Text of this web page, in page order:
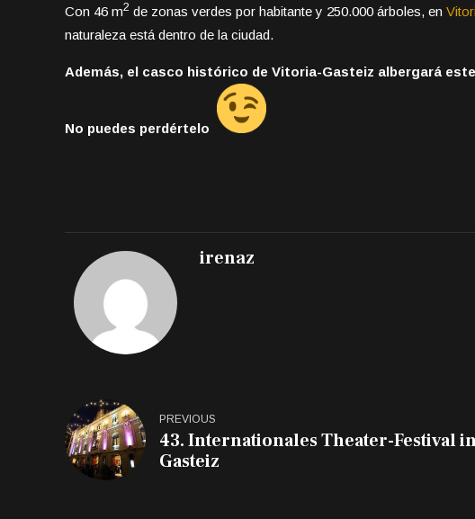
Con 46 m2 de zonas verdes por habitante y 250.000 árboles, en
naturaleza está dentro de la ciudad.
Además, el casco histórico de Vitoria-Gasteiz albergará
No puedes perdértelo
irenaz
PREVIOUS
43. Internationales Theater-Festival
Gasteiz